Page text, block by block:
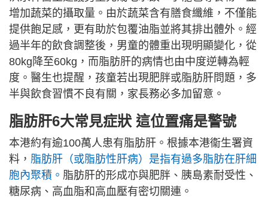
增加蔬菜的攝取量。由於蔬菜含有膳食纖維，不僅能
提供飽足感，更有助於包覆油脂並將其排出體外。經
過半年的飲食調整後，男童的體重出現明顯變化，從
80kg降至60kg，而脂肪肝的病情也由中度逆轉為輕
度。醫生也提醒，孩童若出現肥胖或脂肪肝問題，多
半與飲食習慣不良有關，家長務必多加留意。
脂肪肝6大常見症狀 這位置痛是警號
本港約有逾100萬人患有脂肪肝。根據本港衞生署資
料， 脂肪肝（或脂肪性肝病）是指有過多脂肪在肝細
胞內聚積。 脂肪肝的形成亦與肥胖、胰島素耐受性、
糖尿病、高血脂和高血壓有密切關連。